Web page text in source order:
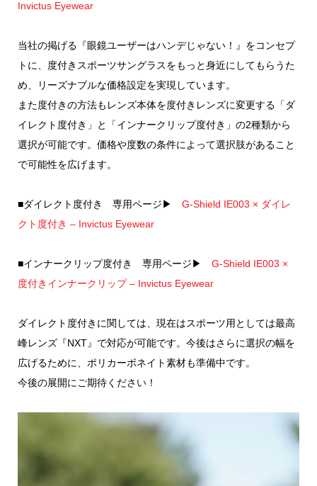
Invictus Eyewear
当社の掲げる『眼鏡ユーザーはハンデじゃない！』をコンセプ
トに、度付きスポーツサングラスをもっと身近にしてもらうた
め、リーズナブルな価格設定を実現しています。
また度付きの方法もレンズ本体を度付きレンズに変更する「ダ
イレクト度付き」と「インナークリップ度付き」の2種類から
選択が可能です。価格や度数の条件によって選択肢があること
で可能性を広げます。
■ダイレクト度付き 専用ページ▶ G-Shield IE003 × ダイレ
クト度付き – Invictus Eyewear
■インナークリップ度付き 専用ページ▶ G-Shield IE003 ×
度付きインナークリップ – Invictus Eyewear
ダイレクト度付きに関しては、現在はスポーツ用としては最高
峰レンズ『NXT』で対応が可能です。今後はさらに選択の幅を
広げるために、ポリカーボネイト素材も準備中です。
今後の展開にご期待ください！